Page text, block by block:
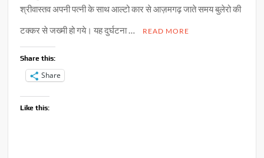
श्रीवास्तव अपनी पत्नी के साथ आल्टो कार से आज़मगढ़ जाते समय बुलेरो की
टक्कर से जख्मी हो गये। यह दुर्घटना …
READ MORE
Share this:
Share
Like this: